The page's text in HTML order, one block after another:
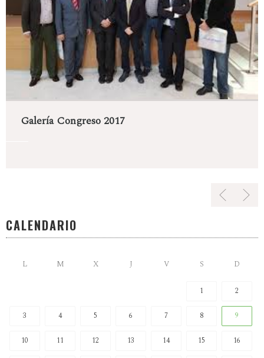
Galería Congreso 2017
CALENDARIO
L M X J V S D
1 2
3 4 5 6 7 8 9
10 11 12 13 14 15 16